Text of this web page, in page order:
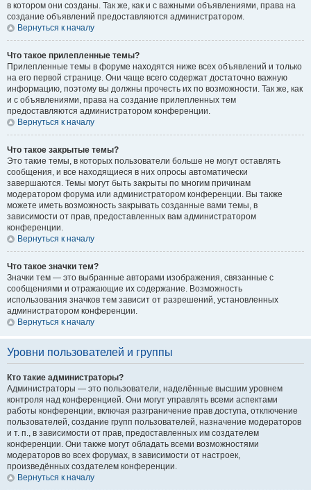
в котором они созданы. Так же, как и с важными объявлениями, права на
создание объявлений предоставляются администратором.
Вернуться к началу
Что такое прилепленные темы?
Прилепленные темы в форуме находятся ниже всех объявлений и только
на его первой странице. Они чаще всего содержат достаточно важную
информацию, поэтому вы должны прочесть их по возможности. Так же, как
и с объявлениями, права на создание прилепленных тем
предоставляются администратором конференции.
Вернуться к началу
Что такое закрытые темы?
Это такие темы, в которых пользователи больше не могут оставлять
сообщения, и все находящиеся в них опросы автоматически
завершаются. Темы могут быть закрыты по многим причинам
модератором форума или администратором конференции. Вы также
можете иметь возможность закрывать созданные вами темы, в
зависимости от прав, предоставленных вам администратором
конференции.
Вернуться к началу
Что такое значки тем?
Значки тем — это выбранные авторами изображения, связанные с
сообщениями и отражающие их содержание. Возможность
использования значков тем зависит от разрешений, установленных
администратором конференции.
Вернуться к началу
Уровни пользователей и группы
Кто такие администраторы?
Администраторы — это пользователи, наделённые высшим уровнем
контроля над конференцией. Они могут управлять всеми аспектами
работы конференции, включая разграничение прав доступа, отключение
пользователей, создание групп пользователей, назначение модераторов
и т. п., в зависимости от прав, предоставленных им создателем
конференции. Они также могут обладать всеми возможностями
модераторов во всех форумах, в зависимости от настроек,
произведённых создателем конференции.
Вернуться к началу